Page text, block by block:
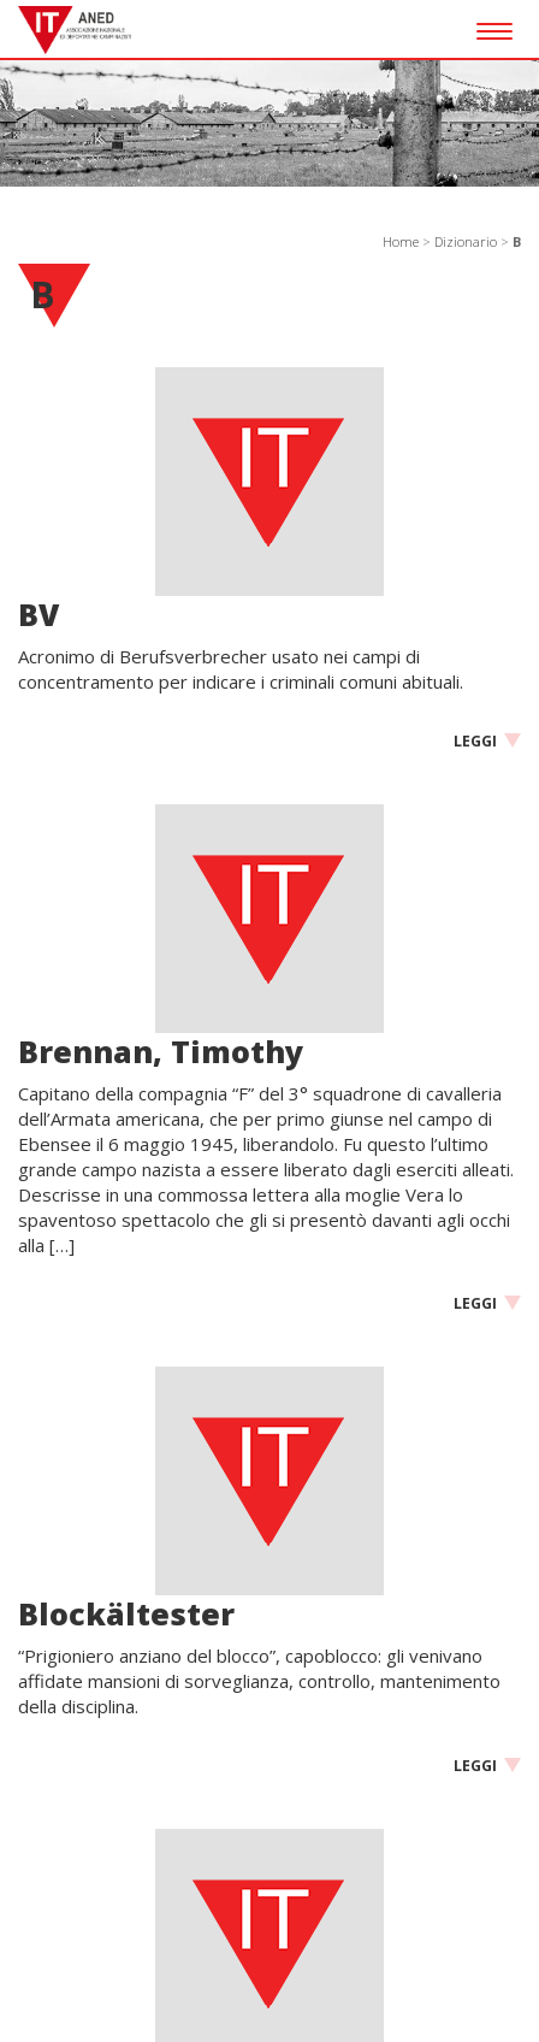
Home > Dizionario > B
B
BV
Acronimo di Berufsverbrecher usato nei campi di
concentramento per indicare i criminali comuni abituali.
LEGGI
Brennan, Timothy
Capitano della compagnia “F” del 3° squadrone di cavalleria
dell’Armata americana, che per primo giunse nel campo di
Ebensee il 6 maggio 1945, liberandolo. Fu questo l’ultimo
grande campo nazista a essere liberato dagli eserciti alleati.
Descrisse in una commossa lettera alla moglie Vera lo
spaventoso spettacolo che gli si presentò davanti agli occhi
alla […]
LEGGI
Blockältester
“Prigioniero anziano del blocco”, capoblocco: gli venivano
affidate mansioni di sorveglianza, controllo, mantenimento
della disciplina.
LEGGI